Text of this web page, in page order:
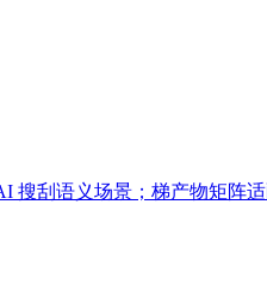
搜刮语义场景；梯产物矩阵